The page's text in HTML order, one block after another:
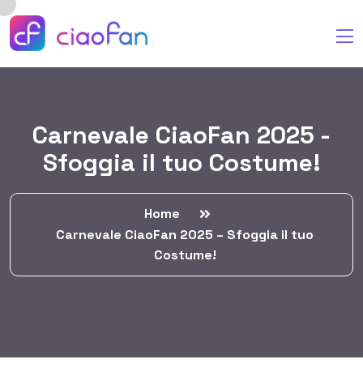
Carnevale CiaoFan 2025 -
Sfoggia il tuo Costume!
Home
Carnevale CiaoFan 2025 – Sfoggia il tuo
Costume!